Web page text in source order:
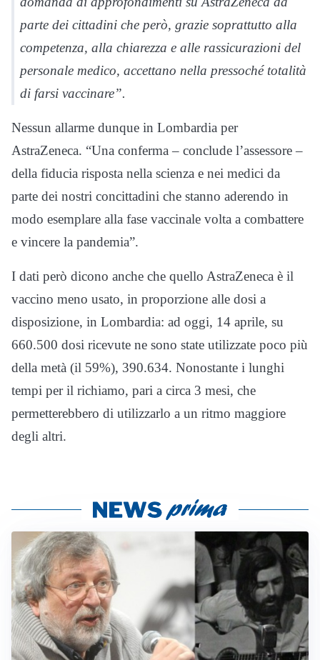
parte dei cittadini che però, grazie soprattutto alla
competenza, alla chiarezza e alle rassicurazioni del
personale medico, accettano nella pressoché totalità
di farsi vaccinare”.
Nessun allarme dunque in Lombardia per
AstraZeneca. “Una conferma – conclude l’assessore –
della fiducia risposta nella scienza e nei medici da
parte dei nostri concittadini che stanno aderendo in
modo esemplare alla fase vaccinale volta a combattere
e vincere la pandemia”.
I dati però dicono anche che quello AstraZeneca è il
vaccino meno usato, in proporzione alle dosi a
disposizione, in Lombardia: ad oggi, 14 aprile, su
660.500 dosi ricevute ne sono state utilizzate poco più
della metà (il 59%), 390.634. Nonostante i lunghi
tempi per il richiamo, pari a circa 3 mesi, che
permetterebbero di utilizzarlo a un ritmo maggiore
degli altri.